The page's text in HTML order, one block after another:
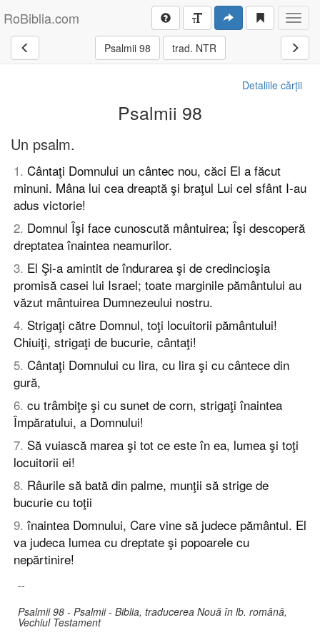
RoBiblia.com
Psalmii 98 trad. NTR
Detaliile cărții
Psalmii 98
Un psalm.
1. Cântaţi Domnului un cântec nou, căci El a făcut
minuni. Mâna lui cea dreaptă şi braţul Lui cel sfânt I-au
adus victorie!
2. Domnul Îşi face cunoscută mântuirea; Îşi descoperă
dreptatea înaintea neamurilor.
3. El Şi-a amintit de îndurarea şi de credincioşia
promisă casei lui Israel; toate marginile pământului au
văzut mântuirea Dumnezeului nostru.
4. Strigaţi către Domnul, toţi locuitorii pământului!
Chiuiţi, strigaţi de bucurie, cântaţi!
5. Cântaţi Domnului cu lira, cu lira şi cu cântece din
gură,
6. cu trâmbiţe şi cu sunet de corn, strigaţi înaintea
Împăratului, a Domnului!
7. Să vuiască marea şi tot ce este în ea, lumea şi toţi
locuitorii ei!
8. Râurile să bată din palme, munţii să strige de
bucurie cu toţii
9. înaintea Domnului, Care vine să judece pământul. El
va judeca lumea cu dreptate şi popoarele cu
nepărtinire!
--
Psalmii 98 - Psalmii - Biblia, traducerea Nouă în lb. română,
Vechiul Testament